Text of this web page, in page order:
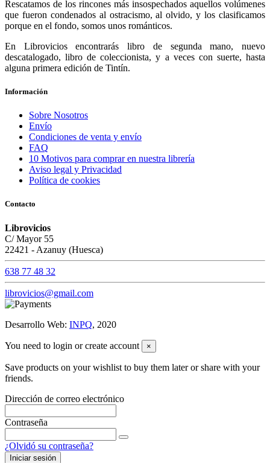
Rescatamos de los rincones más insospechados aquellos volúmenes
que fueron condenados al ostracismo, al olvido, y los clasificamos
porque en el fondo, somos unos románticos.
En Librovicios encontrarás libro de segunda mano, nuevo
descatalogado, libro de coleccionista, y a veces con suerte, hasta
alguna primera edición de Tintín.
Información
Sobre Nosotros
Envío
Condiciones de venta y envío
FAQ
10 Motivos para comprar en nuestra librería
Aviso legal y Privacidad
Política de cookies
Contacto
Librovicios
C/ Mayor 55
22421 - Azanuy (Huesca)
638 77 48 32
librovicios@gmail.com
Desarrollo Web: INPQ, 2020
You need to login or create account ×
Save products on your wishlist to buy them later or share with your
friends.
Dirección de correo electrónico
Contraseña
¿Olvidó su contraseña?
Iniciar sesión